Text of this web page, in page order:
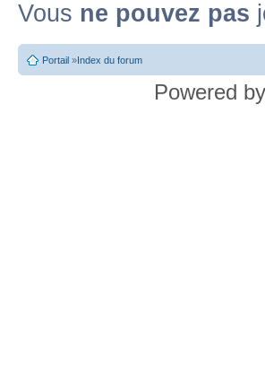
Vous ne pouvez pas
Portail »Index du forum
Powered by